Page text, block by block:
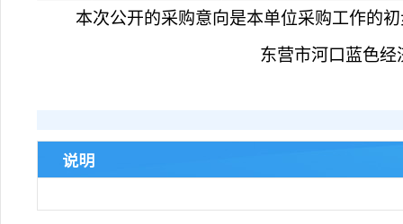
本次公开的采购意向是本单位采购工作的
东营市河口蓝色
说明